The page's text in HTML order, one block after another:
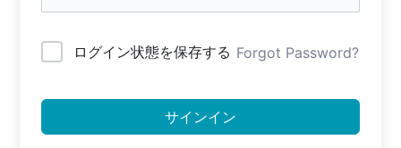
ログイン状態を保存する Forgot Password?
サインイン